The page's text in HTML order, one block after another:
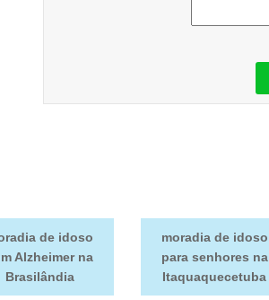
de idoso
Alzheimer na
Brasilândia
moradia de idoso
para senhores na
Itaquaquecetuba